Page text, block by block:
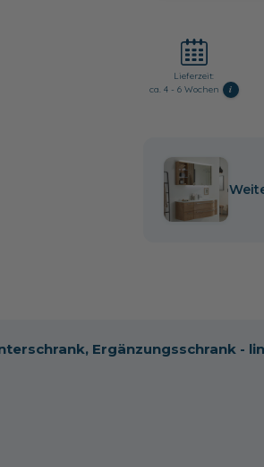
Lieferzeit:
ca. 4 - 6 Wochen
i
Ergänzungsschrank -